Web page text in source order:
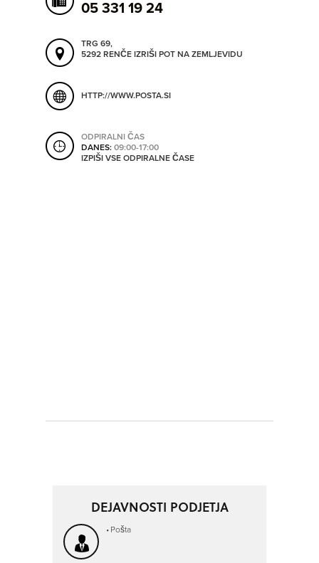
ORODJA
SHRANI V MOJ ITIS
05 331 19 24
TRG 69,
5292 RENČEIZRIŠI POT NA ZEMLJEVIDU
HTTP://WWW.POSTA.SI
ODPIRALNI ČAS
DANES:09:00-17:00
IZPIŠI VSE ODPIRALNE ČASE
DEJAVNOSTI PODJETJA
Pošta